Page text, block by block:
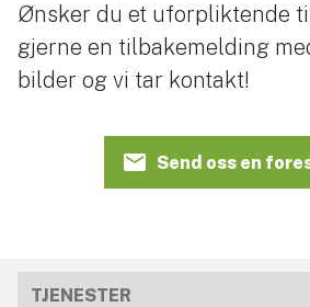
Ønsker du et uforpliktende
gjerne en tilbakemelding
bilder og vi tar kontakt!
Send oss en
TJENESTER